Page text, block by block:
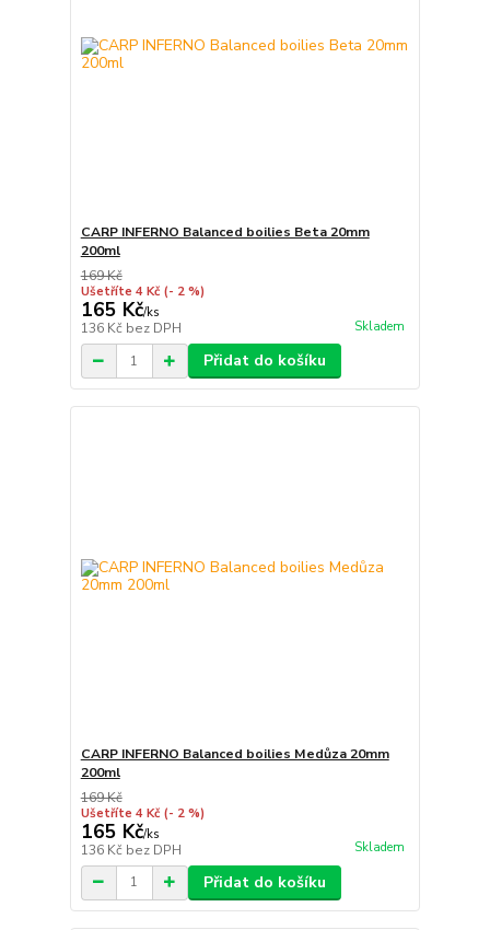
CARP INFERNO Balanced boilies Beta 20mm
200ml
169 Kč
Ušetříte 4 Kč (- 2 %)
165 Kč/ks
136 Kč bez DPH Skladem
Přidat do košíku
CARP INFERNO Balanced boilies Medůza 20mm
200ml
169 Kč
Ušetříte 4 Kč (- 2 %)
165 Kč/ks
136 Kč bez DPH Skladem
Přidat do košíku